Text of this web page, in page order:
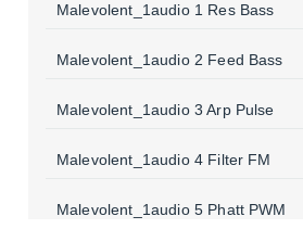
Male­volent_1audio 1 Res Bass
Male­volent_1audio 2 Feed Bass
Male­volent_1audio 3 Arp Pulse
Male­volent_1audio 4 Filter FM
Male­volent_1audio 5 Phatt PWM